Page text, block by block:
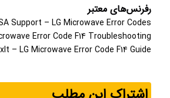
رفرنس‌های معتبر
Support – LG Microwave Error Codes
Error Code F14 Troubleshooting
– LG Microwave Error Code F14 Guide